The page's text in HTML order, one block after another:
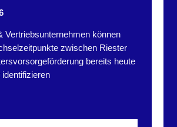
Vertriebsunternehmen können
zwischen Riester
bereits heute